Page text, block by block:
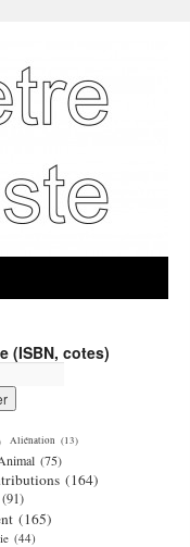
(ISBN, cotes)
Aliénation (13)
(75)
(164)
(91)
(165)
(44)